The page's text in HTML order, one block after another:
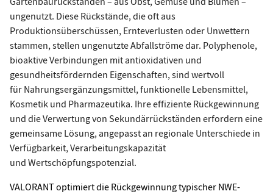
ungenutzt. Diese Rückstände, die oft aus
Produktionsüberschüssen, Ernteverlusten oder Unwettern
stammen, stellen ungenutzte Abfallströme dar. Polyphenole,
bioaktive Verbindungen mit antioxidativen und
gesundheitsfördernden Eigenschaften, sind wertvoll
für Nahrungsergänzungsmittel, funktionelle Lebensmittel,
Kosmetik und Pharmazeutika. Ihre effiziente Rückgewinnung
und die Verwertung von Sekundärrückständen erfordern eine
gemeinsame Lösung, angepasst an regionale Unterschiede in
Verfügbarkeit, Verarbeitungskapazität
und Wertschöpfungspotenzial.
VALORANT optimiert die Rückgewinnung typischer NWE-